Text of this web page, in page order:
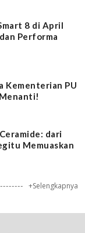
8 di April
Performa
Kementerian PU
dari
Memuaskan
+Selengkapnya